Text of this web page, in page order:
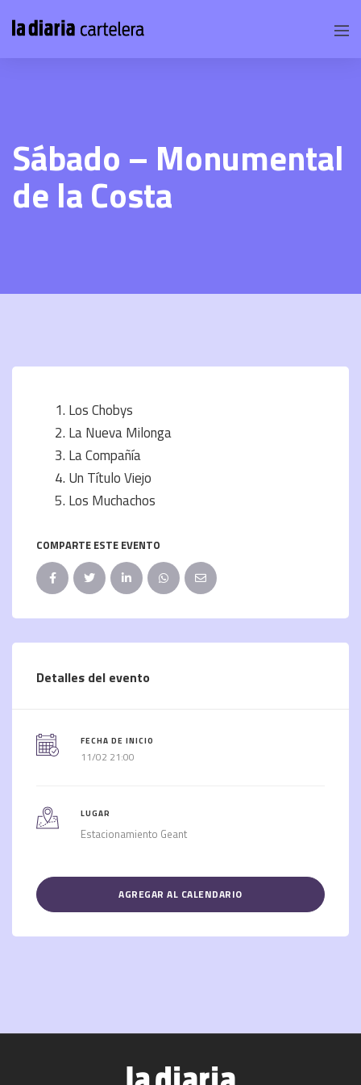
Sábado – Monumental
de la Costa
Los Chobys
La Nueva Milonga
La Compañía
Un Título Viejo
Los Muchachos
COMPARTE ESTE EVENTO
Detalles del evento
FECHA DE INICIO
11/02 21:00
LUGAR
Estacionamiento Geant
AGREGAR AL CALENDARIO